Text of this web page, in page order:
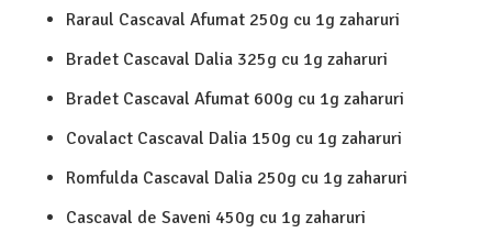
Raraul Cascaval Afumat 250g cu 1g zaharuri
Bradet Cascaval Dalia 325g cu 1g zaharuri
Bradet Cascaval Afumat 600g cu 1g zaharuri
Covalact Cascaval Dalia 150g cu 1g zaharuri
Romfulda Cascaval Dalia 250g cu 1g zaharuri
Cascaval de Saveni 450g cu 1g zaharuri